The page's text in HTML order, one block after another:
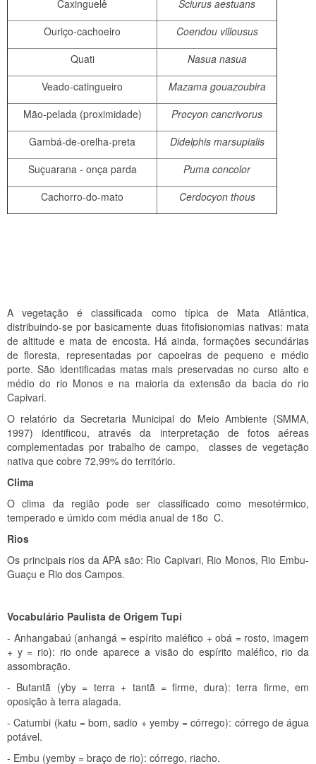
Caxinguelê
Sciurus aestuans
Ouriço-cachoeiro
Coendou villousus
Quati
Nasua nasua
Veado-catingueiro
Mazama gouazoubira
Mão-pelada (proximidade)
Procyon cancrivorus
Gambá-de-orelha-preta
Didelphis marsupialis
Suçuarana - onça parda
Puma concolor
Cachorro-do-mato
Cerdocyon thous
A vegetação é classificada como típica de Mata Atlântica,
distribuindo-se por basicamente duas fitofisionomias nativas: mata
de altitude e mata de encosta. Há ainda, formações secundárias
de floresta, representadas por capoeiras de pequeno e médio
porte. São identificadas matas mais preservadas no curso alto e
médio do rio Monos e na maioria da extensão da bacia do rio
Capivari.
O relatório da Secretaria Municipal do Meio Ambiente (SMMA,
1997) identificou, através da interpretação de fotos aéreas
complementadas por trabalho de campo, classes de vegetação
nativa que cobre 72,99% do território.
Clima
O clima da região pode ser classificado como mesotérmico,
temperado e úmido com média anual de 18o C.
Rios
Os principais rios da APA são: Rio Capivari, Rio Monos, Rio Embu-
Guaçu e Rio dos Campos.
Vocabulário Paulista de Origem Tupi
- Anhangabaú (anhangá = espírito maléfico + obá = rosto, imagem
+ y = rio): rio onde aparece a visão do espírito maléfico, rio da
assombração.
- Butantã (yby = terra + tantã = firme, dura): terra firme, em
oposição à terra alagada.
- Catumbi (katu = bom, sadio + yemby = córrego): córrego de água
potável.
- Embu (yemby = braço de rio): córrego, riacho.